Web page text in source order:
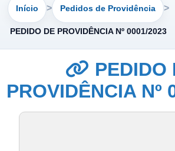
Início Pedidos de Providência
PEDIDO DE PROVIDÊNCIA Nº 0001/2023
PEDIDO
PROVIDÊNCIA Nº